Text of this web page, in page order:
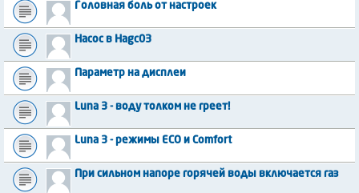
Головная боль от настроек
Насос в Hagc03
Параметр на дисплеи
Luna 3 - воду толком не греет!
Luna 3 - режимы ECO и Comfort
При сильном напоре горячей воды включается газ